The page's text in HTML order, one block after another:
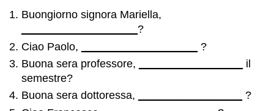
Buongiorno signora Mariella,
___________________?
Ciao Paolo,
?
Buona sera professore,
il
semestre?
Buona sera dottoressa,
?